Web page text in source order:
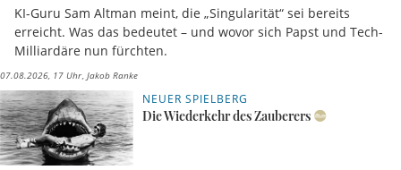
KI-Guru Sam Altman meint, die „Singularität“ sei bereits
erreicht. Was das bedeutet – und wovor sich Papst und Tech-
Milliardäre nun fürchten.
07.08.2026, 17 Uhr Jakob Ranke
NEUER SPIELBERG
Die Wiederkehr des Zauberers